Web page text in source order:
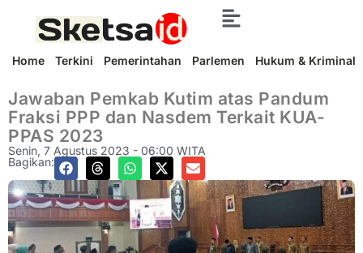
Home Terkini Pemerintahan Parlemen Hukum & Kriminal
Jawaban Pemkab Kutim atas Pandum
Fraksi PPP dan Nasdem Terkait KUA-
PPAS 2023
Senin, 7 Agustus 2023 - 06:00 WITA
Bagikan: